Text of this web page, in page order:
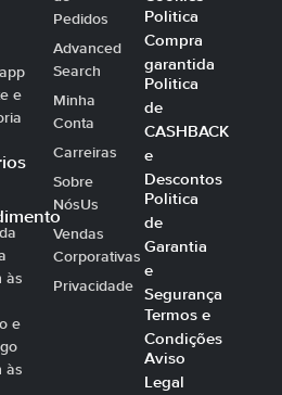
e
às
e
às
Pedidos
Advanced
Search
Minha
Conta
Carreiras
Sobre
NósUs
Vendas
Corporativas
Privacidade
Politica
Compra
garantida
Politica
de
CASHBACK
e
Descontos
Politica
de
Garantia
e
Segurança
Termos e
Condições
Aviso
Legal